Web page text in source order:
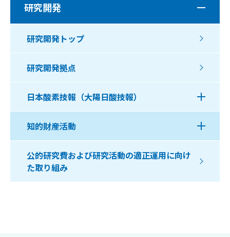
研究開発
研究開発トップ
研究開発拠点
日本酸素技報（大陽日酸技報）
知的財産活動
公的研究費および研究活動の適正運用に向け
た取り組み